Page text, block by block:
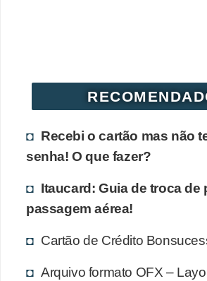
Recebi o cartão mas não
senha! O que fazer?
Itaucard: Guia de troca de
passagem aérea!
Cartão de Crédito
Arquivo formato OFX –
d
é
b
t
o
E
d